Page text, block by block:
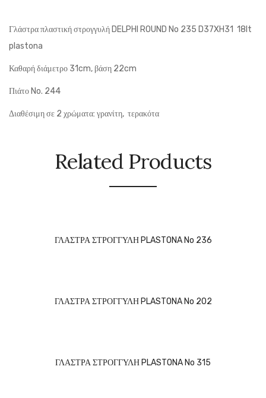
Γλάστρα πλαστική στρογγυλή DELPHI ROUND No 235 D37XH31 18lt
plastona
Καθαρή διάμετρο 31cm, βάση 22cm
Πιάτο No. 244
Διαθέσιμη σε 2 χρώματα: γρανίτη, τερακότα
Related Products
ΓΛΑΣΤΡΑ ΣΤΡΟΓΓΥΛΗ PLASTONA No 236
ΓΛΑΣΤΡΑ ΣΤΡΟΓΓΥΛΗ PLASTONA No 202
ΓΛΑΣΤΡΑ ΣΤΡΟΓΓΥΛΗ PLASTONA No 315